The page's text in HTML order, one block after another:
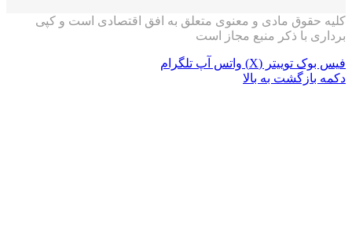
کلیه حقوق مادی و معنوی متعلق به افق اقتصادی است و کپی
برداری با ذکر منبع مجاز است
فیس بوک توییتر (X) واتس آپ تلگرام
دکمه بازگشت به بالا